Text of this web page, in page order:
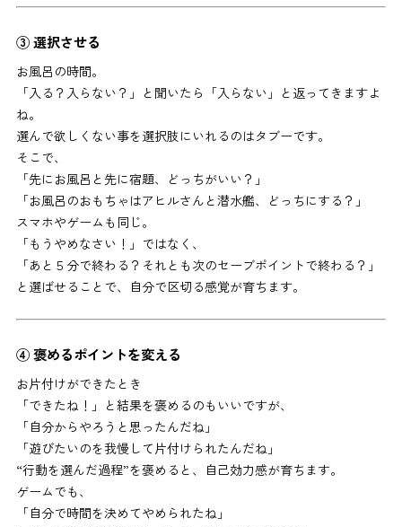
③ 選択させる
お風呂の時間。
「入る？入らない？」と聞いたら「入らない」と返ってきますよ
ね。
選んで欲しくない事を選択肢にいれるのはタブーです。
そこで、
「先にお風呂と先に宿題、どっちがいい？」
「お風呂のおもちゃはアヒルさんと潜水艦、どっちにする？」
スマホやゲームも同じ。
「もうやめなさい！」ではなく、
「あと５分で終わる？それとも次のセーブポイントで終わる？」
と選ばせることで、自分で区切る感覚が育ちます。
④ 褒めるポイントを変える
お片付けができたとき
「できたね！」と結果を褒めるのもいいですが、
「自分からやろうと思ったんだね」
「遊びたいのを我慢して片付けられたんだね」
“行動を選んだ過程”を褒めると、自己効力感が育ちます。
ゲームでも、
「自分で時間を決めてやめられたね」